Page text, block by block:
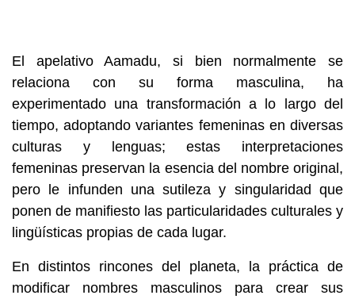
El apelativo Aamadu, si bien normalmente se
relaciona con su forma masculina, ha
experimentado una transformación a lo largo del
tiempo, adoptando variantes femeninas en diversas
culturas y lenguas; estas interpretaciones
femeninas preservan la esencia del nombre original,
pero le infunden una sutileza y singularidad que
ponen de manifiesto las particularidades culturales y
lingüísticas propias de cada lugar.
En distintos rincones del planeta, la práctica de
modificar nombres masculinos para crear sus